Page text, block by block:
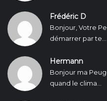
Frédéric D
Bonjour, Votre
démarrer par te...
Hermann
Bonjour ma
quand le clima...